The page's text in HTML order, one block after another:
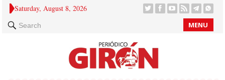
Saturday, August 8, 2026
Search MENU